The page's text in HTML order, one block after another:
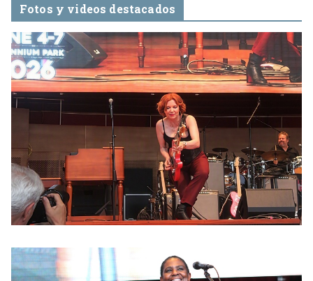
Fotos y videos destacados